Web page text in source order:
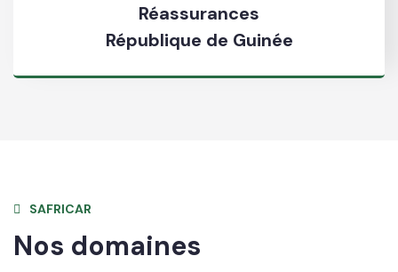
Réassurances
République de Guinée
SAFRICAR
Nos domaines